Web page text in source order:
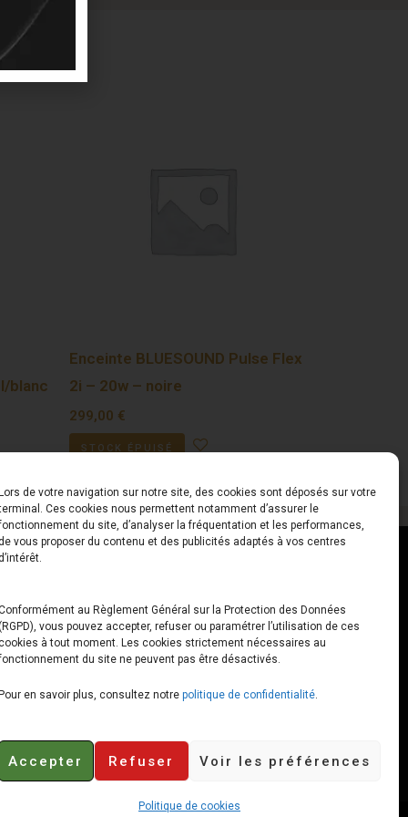
de votre navigation sur notre site, des cookies sont déposés sur votre
Ces cookies nous permettent notamment d’assurer le
du site, d’analyser la fréquentation et les performances,
vous proposer du contenu et des publicités adaptés à vos centres
au Règlement Général sur la Protection des Données
vous pouvez accepter, refuser ou paramétrer l’utilisation de ces
à tout moment. Les cookies strictement nécessaires au
du site ne peuvent pas être désactivés.
en savoir plus, consultez notre politique de confidentialité.
Accepter Refuser Voir les préférences
Politique de cookies
blanc
Enceinte BLUESOUND Pulse Flex
2i – 20w – noire
299,00 €
STOCK ÉPUISÉ
loops.fr
Du Lundi au Vendredi
10h00 – 12h30 // 14h00 –
19h00
Le Samedi
18h00